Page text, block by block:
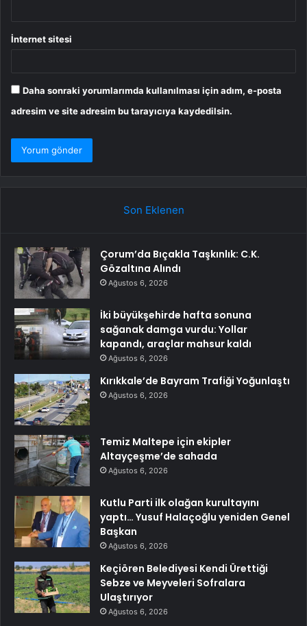
İnternet sitesi
Daha sonraki yorumlarımda kullanılması için adım, e-posta
adresim ve site adresim bu tarayıcıya kaydedilsin.
Son Eklenen
Çorum’da Bıçakla Taşkınlık: C.K.
Gözaltına Alındı
Ağustos 6, 2026
İki büyükşehirde hafta sonuna
sağanak damga vurdu: Yollar
kapandı, araçlar mahsur kaldı
Ağustos 6, 2026
Kırıkkale’de Bayram Trafiği Yoğunlaştı
Ağustos 6, 2026
Temiz Maltepe için ekipler
Altayçeşme’de sahada
Ağustos 6, 2026
Kutlu Parti ilk olağan kurultayını
yaptı… Yusuf Halaçoğlu yeniden Genel
Başkan
Ağustos 6, 2026
Keçiören Belediyesi Kendi Ürettiği
Sebze ve Meyveleri Sofralara
Ulaştırıyor
Ağustos 6, 2026